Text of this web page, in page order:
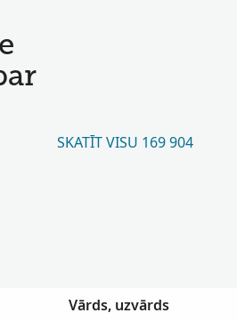
SKATĪT VISU 169 904
Vārds, uzvārds